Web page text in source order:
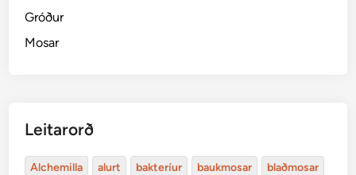
Gróður
Mosar
Leitarorð
Alchemilla alurt bakteríur baukmosar
blaðmosar